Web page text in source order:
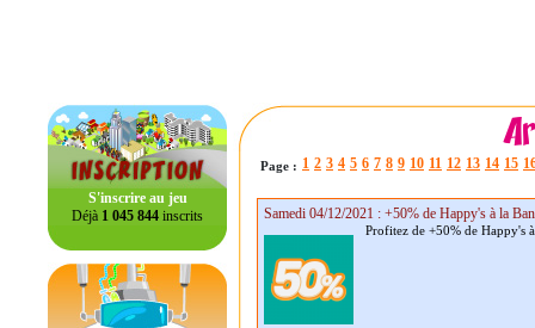
S'inscrire au jeu
Déjà 1 045 844 inscrits
Page : 1 2 3 4 5 6 7 8 9 10 11 12 13 14 15
Samedi 04/12/2021 : +50% de Happy's à la
Profitez de +50% de Happy's